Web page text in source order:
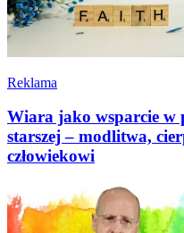
Reklama
Wiara jako wsparcie w
starszej – modlitwa,
człowiekowi